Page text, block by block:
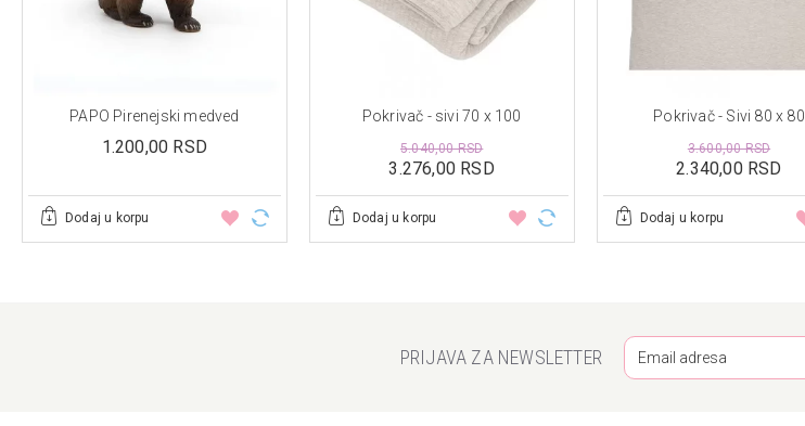
PAPO Pirenejski medved
1.200,00 RSD
Dodaj u korpu
Pokrivač - sivi 70 x 100
3.276,00 RSD
5.040,00 RSD
Dodaj u korpu
Pokrivač - Sivi 80 x 80
2.340,00 RSD
3.600,00 RSD
Dodaj u korpu
PRIJAVA ZA NEWSLETTER